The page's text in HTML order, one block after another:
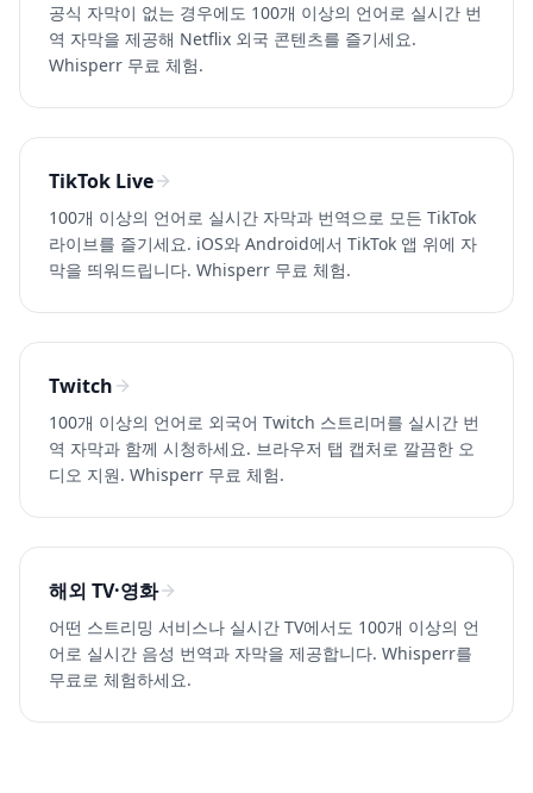
공식 자막이 없는 경우에도 100개 이상의 언어로 실시간 번
역 자막을 제공해 Netflix 외국 콘텐츠를 즐기세요.
Whisperr 무료 체험.
TikTok Live
100개 이상의 언어로 실시간 자막과 번역으로 모든 TikTok
라이브를 즐기세요. iOS와 Android에서 TikTok 앱 위에 자
막을 띄워드립니다. Whisperr 무료 체험.
Twitch
100개 이상의 언어로 외국어 Twitch 스트리머를 실시간 번
역 자막과 함께 시청하세요. 브라우저 탭 캡처로 깔끔한 오
디오 지원. Whisperr 무료 체험.
해외 TV·영화
어떤 스트리밍 서비스나 실시간 TV에서도 100개 이상의 언
어로 실시간 음성 번역과 자막을 제공합니다. Whisperr를
무료로 체험하세요.